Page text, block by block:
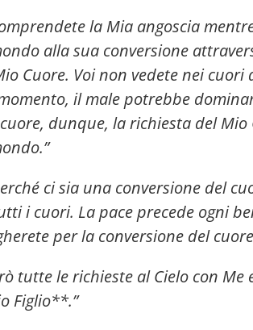
la Mia angoscia
alla sua conversione
Cuore. Voi non vedete nei
il male potrebbe
dunque, la richiesta del
ci sia una conversione del
i cuori. La pace precede ogni
per la conversione del
tutte le richieste al Cielo con Me
Figlio**.”